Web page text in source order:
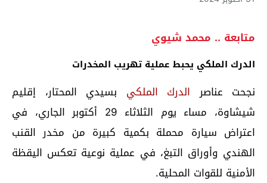
متابعة .. محمد شيوي
الدرك الملكي يحبط عملية تهريب المخدرات
نجحت عناصر الدرك الملكي بسيدي المحتار، إقليم
شيشاوة، مساء يوم الثلاثاء 29 أكتوبر الجاري، في
اعتراض سيارة محملة بكمية كبيرة من مخدر القنب
الهندي وأوراق التبغ، في عملية نوعية تعكس اليقظة
الأمنية للقوات المحلية.